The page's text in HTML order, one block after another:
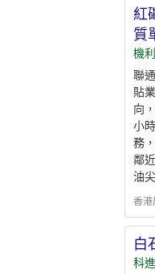
紅
質
機
聯
貼
向
小
務
鄰
油
香港
白
科